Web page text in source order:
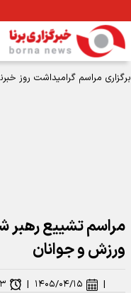
برگزاری مراسم گرامیداشت روز
مراسم تشییع رهبر
ورزش و جوانان
| ۱۴۰۵/۰۴/۱۵ |